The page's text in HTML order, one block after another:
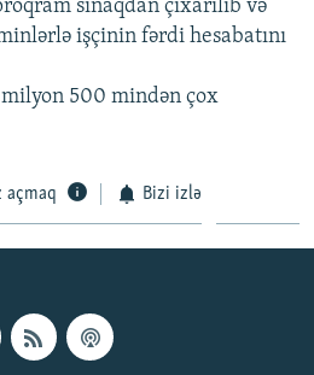
sınaqdan çıxarılıb və
işçinin fərdi hesabatını
500 mindən çox
açmaq Bizi izlə